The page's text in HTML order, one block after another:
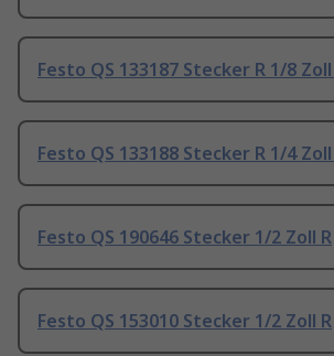
Festo QS 133187 Stecker R 1/8 Zoll
Festo QS 133188 Stecker R 1/4 Zoll
Festo QS 190646 Stecker 1/2 Zoll R
Festo QS 153010 Stecker 1/2 Zoll R